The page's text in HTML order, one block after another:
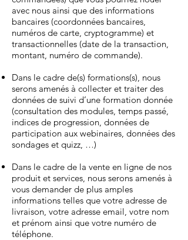
avec nous ainsi que des informations
bancaires (coordonnées bancaires,
numéros de carte, cryptogramme) et
transactionnelles (date de la transaction,
montant, numéro de commande).
Dans le cadre de(s) formations(s), nous
serons amenés à collecter et traiter des
données de suivi d’une formation donnée
(consultation des modules, temps passé,
indices de progression, données de
participation aux webinaires, données des
sondages et quizz, …)
Dans le cadre de la vente en ligne de nos
produit et services, nous serons amenés à
vous demander de plus amples
informations telles que votre adresse de
livraison, votre adresse email, votre nom
et prénom ainsi que votre numéro de
téléphone.